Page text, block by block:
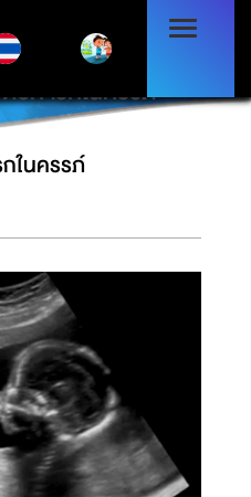
อทารกในครรภ์
ในครรภ์